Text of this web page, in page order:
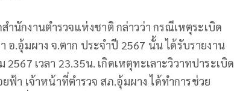
นักงานตำรวจแห่งชาติ กล่าวว่า กรณีเหตุระเบิด
.อุ้มผาง จ.ตาก ประจำปี 2567 นั้น ได้รับรายงาน
เวลา 23.35น. เกิดเหตุทะเลาะวิวาทปาระเบิด
า เจ้าหน้าที่ตำรวจ สภ.อุ้มผาง ได้ทำการช่วย